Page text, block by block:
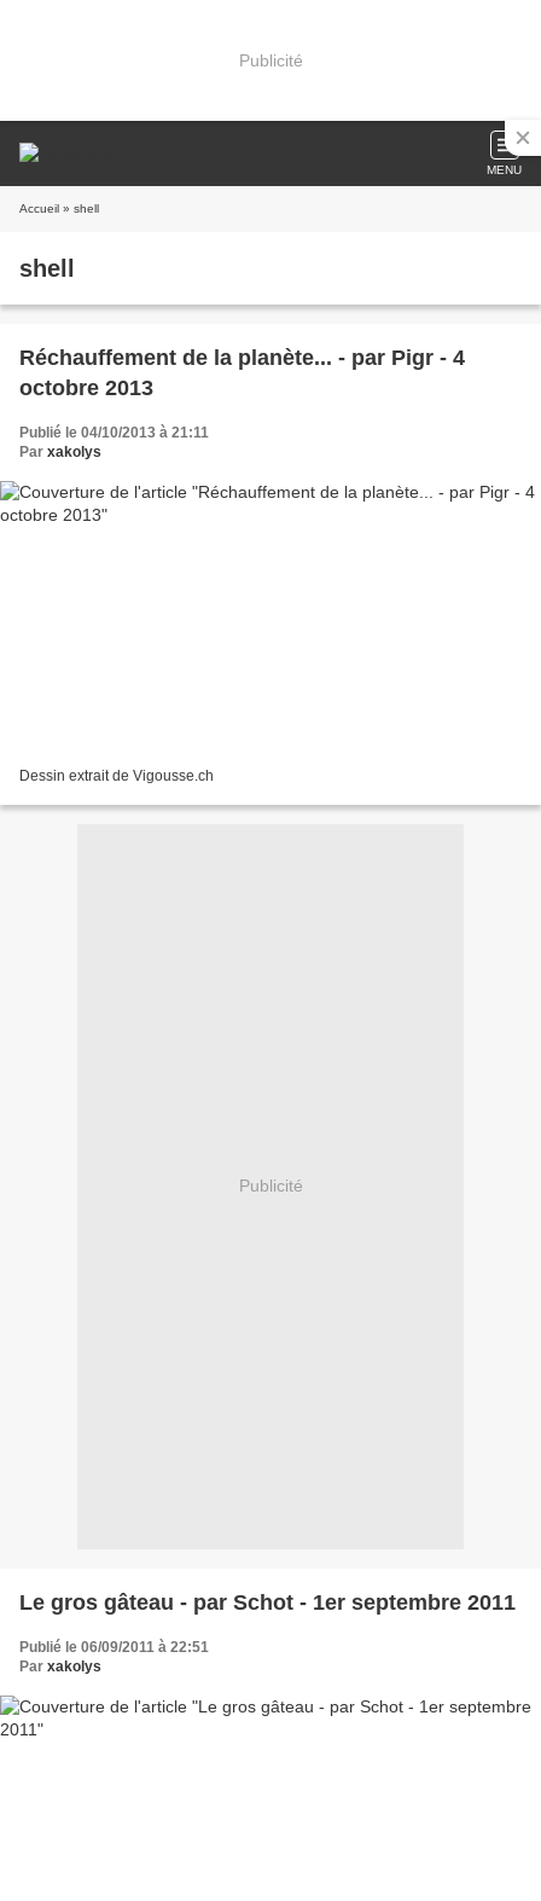
Publicité
MENU
Accueil » shell
shell
Réchauffement de la planète... - par Pigr - 4
octobre 2013
Publié le 04/10/2013 à 21:11
Par xakolys
Dessin extrait de Vigousse.ch
Publicité
Le gros gâteau - par Schot - 1er septembre 2011
Publié le 06/09/2011 à 22:51
Par xakolys